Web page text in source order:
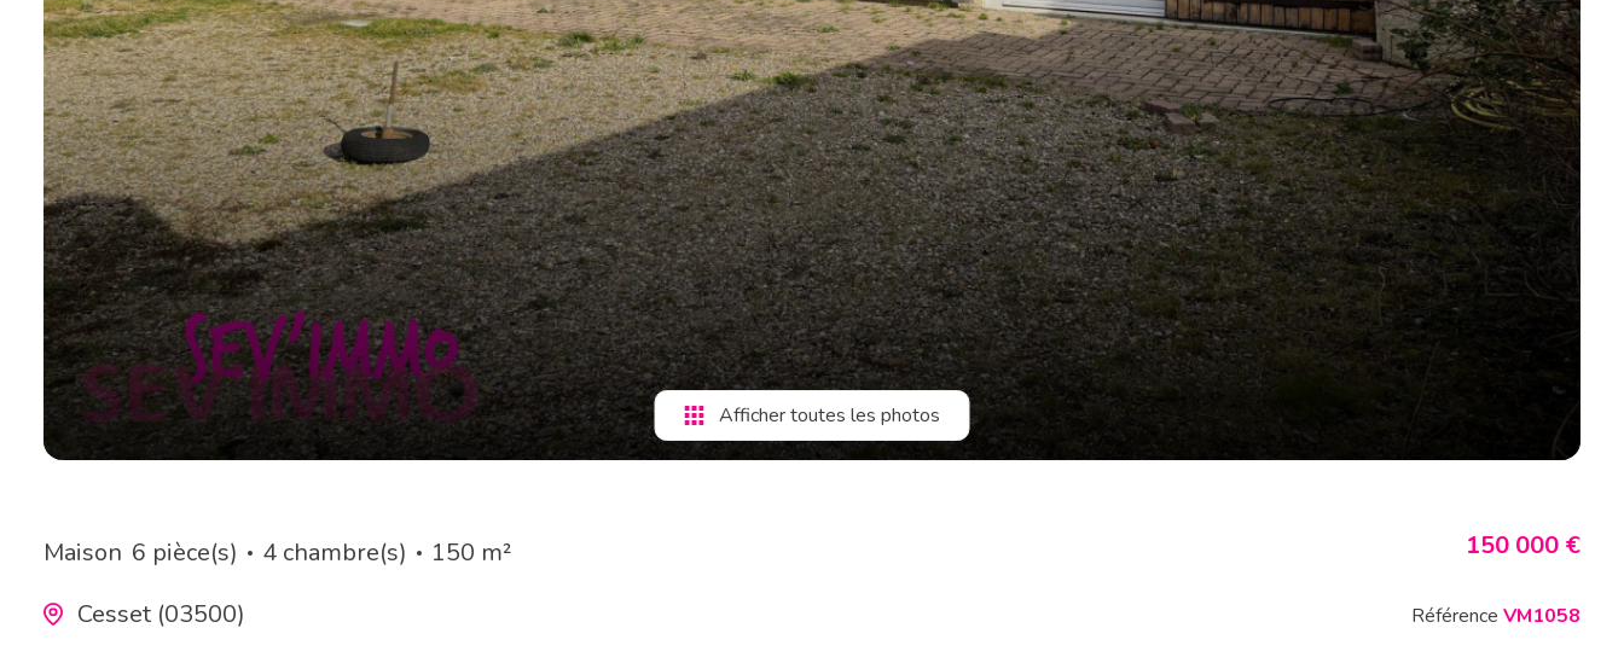
Afficher toutes les photos
Maison 6 pièce(s) 4 chambre(s)
150 m²
Cesset (03500)
150 000 €
Référence VM1058